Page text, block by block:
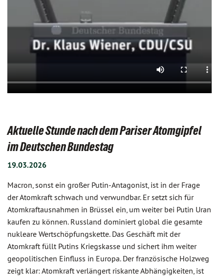
Aktuelle Stunde nach dem Pariser Atomgipfel
im Deutschen Bundestag
19.03.2026
Macron, sonst ein großer Putin-Antagonist, ist in der Frage
der Atomkraft schwach und verwundbar. Er setzt sich für
Atomkraftausnahmen in Brüssel ein, um weiter bei Putin Uran
kaufen zu können. Russland dominiert global die gesamte
nukleare Wertschöpfungskette. Das Geschäft mit der
Atomkraft füllt Putins Kriegskasse und sichert ihm weiter
geopolitischen Einfluss in Europa. Der französische Holzweg
zeigt klar: Atomkraft verlängert riskante Abhängigkeiten, ist